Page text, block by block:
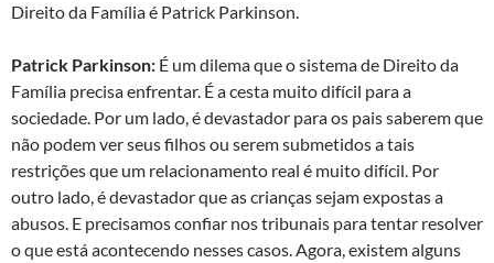
Direito da Família é Patrick Parkinson.
Patrick Parkinson: É um dilema que o sistema de Direito da
Família precisa enfrentar. É a cesta muito difícil para a
sociedade. Por um lado, é devastador para os pais saberem que
não podem ver seus filhos ou serem submetidos a tais
restrições que um relacionamento real é muito difícil. Por
outro lado, é devastador que as crianças sejam expostas a
abusos. E precisamos confiar nos tribunais para tentar resolver
o que está acontecendo nesses casos. Agora, existem alguns